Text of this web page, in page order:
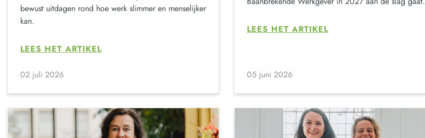
bewust uitdagen rond hoe werk slimmer en menselijker
kan.
LEES HET ARTIKEL
02 juli 2026
LEES HET ARTIKEL
05 juni 2026